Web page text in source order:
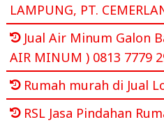
LAMPUNG, PT.
Jual Air Minum Galon
AIR MINUM ) 0813 7779
Rumah murah di Jual
RSL Jasa Pindahan